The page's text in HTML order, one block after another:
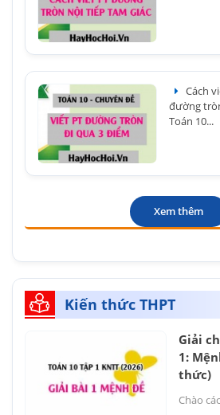
Cách
đường
Toán 10...
Xem thêm
Kiến thức THPT
Giải
1:
thức)
Chào